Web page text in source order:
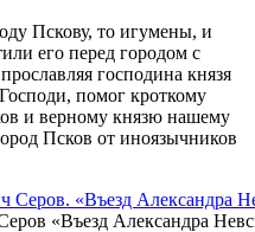
Пскову, то игумены, и
его перед городом с
господина князя
помог кроткому
и верному князю нашему
Псков от иноязычников
«Въезд Александра